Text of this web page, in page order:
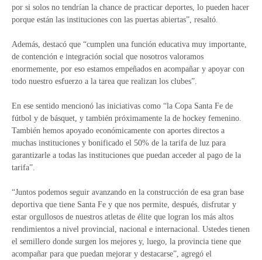
por si solos no tendrían la chance de practicar deportes, lo pueden hacer
porque están las instituciones con las puertas abiertas”, resaltó.
Además, destacó que “cumplen una función educativa muy importante,
de contención e integración social que nosotros valoramos
enormemente, por eso estamos empeñados en acompañar y apoyar con
todo nuestro esfuerzo a la tarea que realizan los clubes”.
En ese sentido mencionó las iniciativas como “la Copa Santa Fe de
fútbol y de básquet, y también próximamente la de hockey femenino.
También hemos apoyado económicamente con aportes directos a
muchas instituciones y bonificado el 50% de la tarifa de luz para
garantizarle a todas las instituciones que puedan acceder al pago de la
tarifa”.
“Juntos podemos seguir avanzando en la construcción de esa gran base
deportiva que tiene Santa Fe y que nos permite, después, disfrutar y
estar orgullosos de nuestros atletas de élite que logran los más altos
rendimientos a nivel provincial, nacional e internacional. Ustedes tienen
el semillero donde surgen los mejores y, luego, la provincia tiene que
acompañar para que puedan mejorar y destacarse”, agregó el